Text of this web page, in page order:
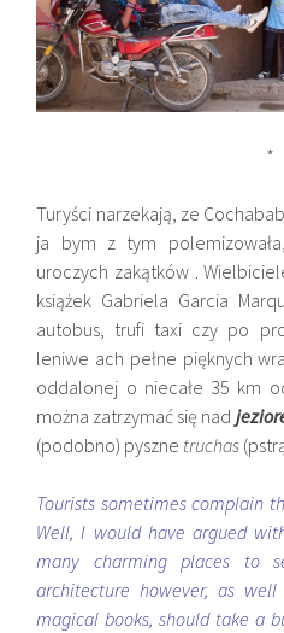
*
Turyści narzekają, ze
ja bym z tym
uroczych zakątków .
książek Gabriela Garcia
autobus, trufi taxi czy po
leniwe ach pełne pięknych
oddalonej o niecałe 35 km
można zatrzymać się nad
(podobno) pyszne truchas
Tourists sometimes complain
Well, I would have argued
many charming places to
architecture however, as
magical books, should take a